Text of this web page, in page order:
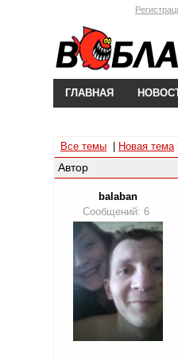
ГЛАВНАЯ
Все темы Новая тема|
Автор
balaban
Сообщений: 6